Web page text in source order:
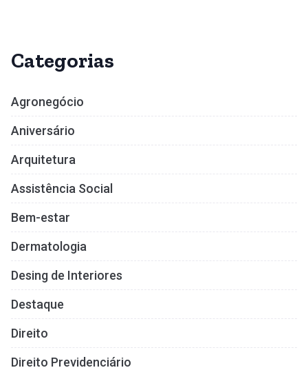
Categorias
Agronegócio
Aniversário
Arquitetura
Assistência Social
Bem-estar
Dermatologia
Desing de Interiores
Destaque
Direito
Direito Previdenciário